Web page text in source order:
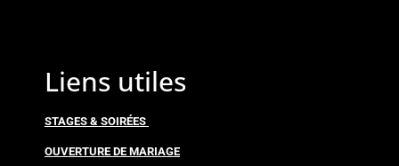
Liens utiles
STAGES & SOIRÉES
OUVERTURE DE MARIAGE